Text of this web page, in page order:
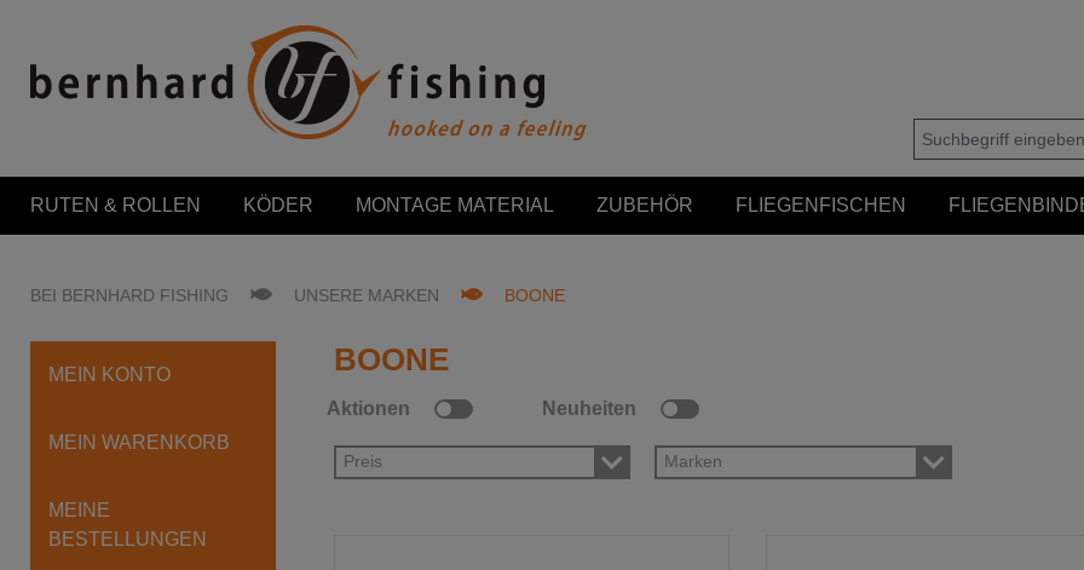
RUTEN & ROLLEN KÖDER MONTAGE MATERIAL ZUBEHÖR FLIEGENFISCHEN
BEI BERNHARD FISHING UNSERE MARKEN BOONE
MEIN KONTO
MEIN WARENKORB
MEINE
BESTELLUNGEN
BOONE
Aktionen Neuheiten
Preis Marken